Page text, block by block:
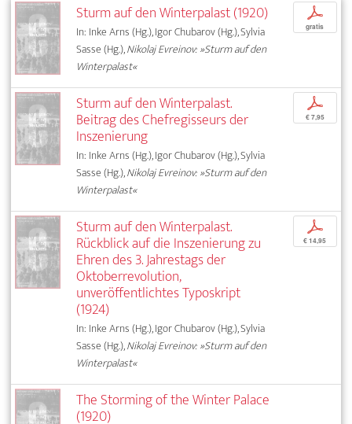
Sturm auf den Winterpalast (1920)
In: Inke Arns (Hg.), Igor Chubarov (Hg.), Sylvia
Sasse (Hg.),Nikolaj Evreinov: »Sturm auf den
Winterpalast«
p
gratis
Sturm auf den Winterpalast.
Beitrag des Chefregisseurs der
Inszenierung
In: Inke Arns (Hg.), Igor Chubarov (Hg.), Sylvia
Sasse (Hg.),Nikolaj Evreinov: »Sturm auf den
Winterpalast«
p
€ 7,95
Sturm auf den Winterpalast.
Rückblick auf die Inszenierung zu
Ehren des 3. Jahrestags der
Oktoberrevolution,
unveröffentlichtes Typoskript
(1924)
In: Inke Arns (Hg.), Igor Chubarov (Hg.), Sylvia
Sasse (Hg.),Nikolaj Evreinov: »Sturm auf den
Winterpalast«
p
€ 14,95
The Storming of the Winter Palace
(1920)